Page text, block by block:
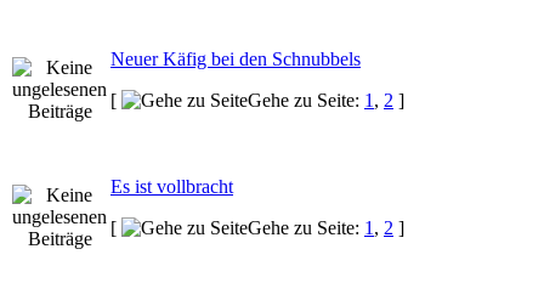
Neuer Käfig bei den Schnubbels
[
Gehe zu Seite: 1 , 2 ]
Es ist vollbracht
[
Gehe zu Seite: 1 , 2 ]